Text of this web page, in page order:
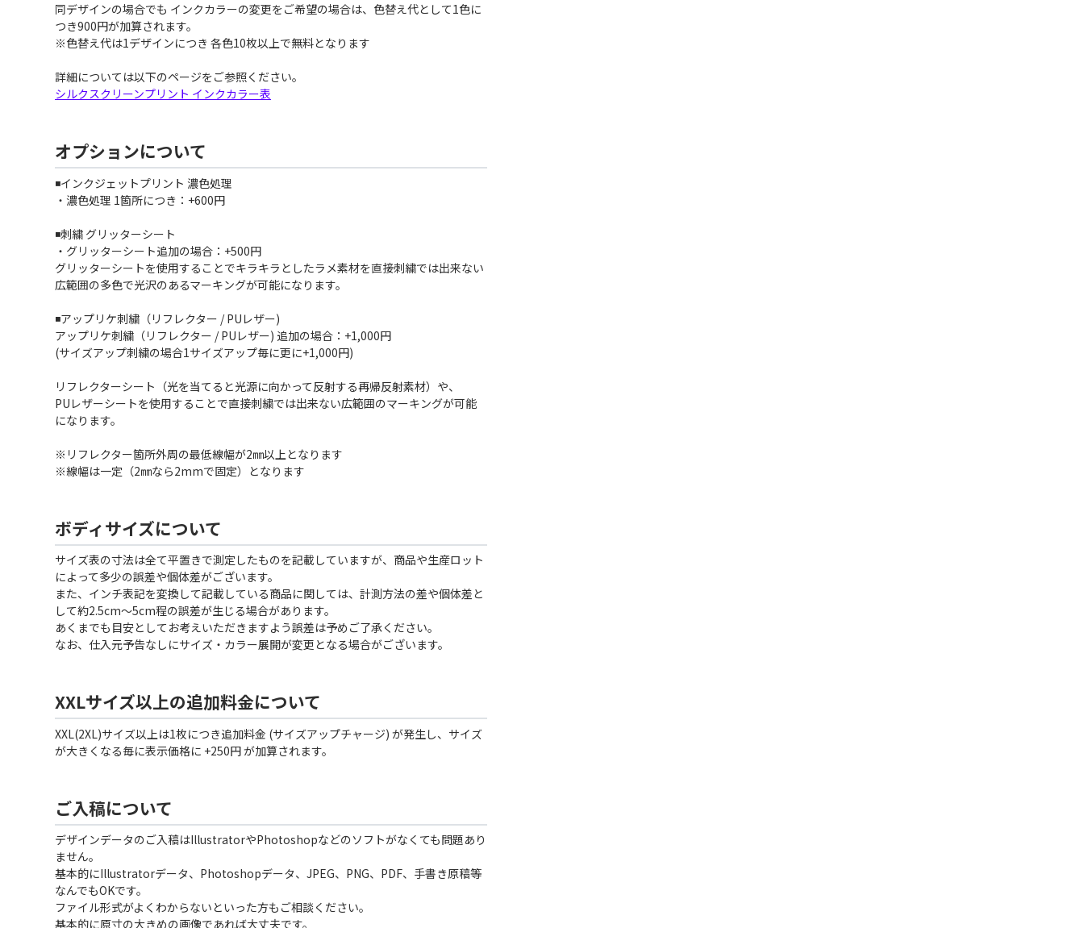
同デザインの場合でも インクカラーの変更をご希望の場合は、色替え代として1色に
つき900円が加算されます。
※色替え代は1デザインにつき 各色10枚以上で無料となります
詳細については以下のページをご参照ください。
シルクスクリーンプリント インクカラー表
オプションについて
◾️インクジェットプリント 濃色処理
・濃色処理 1箇所につき：+600円
◾️刺繍 グリッターシート
・グリッターシート追加の場合：+500円
グリッターシートを使用することでキラキラとしたラメ素材を直接刺繍では出来ない
広範囲の多色で光沢のあるマーキングが可能になります。
◾️アップリケ刺繍（リフレクター / PUレザー)
アップリケ刺繍（リフレクター / PUレザー) 追加の場合：+1,000円
(サイズアップ刺繍の場合1サイズアップ毎に更に+1,000円)
リフレクターシート（光を当てると光源に向かって反射する再帰反射素材）や、
PUレザーシートを使用することで直接刺繍では出来ない広範囲のマーキングが可能
になります。
※リフレクター箇所外周の最低線幅が2㎜以上となります
※線幅は一定（2㎜なら2mmで固定）となります
ボディサイズについて
サイズ表の寸法は全て平置きで測定したものを記載していますが、商品や生産ロット
によって多少の誤差や個体差がございます。
また、インチ表記を変換して記載している商品に関しては、計測方法の差や個体差と
して約2.5cm〜5cm程の誤差が生じる場合があります。
あくまでも目安としてお考えいただきますよう誤差は予めご了承ください。
なお、仕入元予告なしにサイズ・カラー展開が変更となる場合がございます。
XXLサイズ以上の追加料金について
XXL(2XL)サイズ以上は1枚につき追加料金 (サイズアップチャージ) が発生し、サイズ
が大きくなる毎に表示価格に +250円 が加算されます。
ご入稿について
デザインデータのご入稿はIllustratorやPhotoshopなどのソフトがなくても問題あり
ません。
基本的にIllustratorデータ、Photoshopデータ、JPEG、PNG、PDF、手書き原稿等
なんでもOKです。
ファイル形式がよくわからないといった方もご相談ください。
基本的に原寸の大きめの画像であれば大丈夫です。